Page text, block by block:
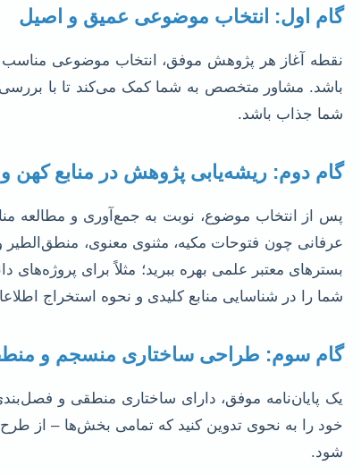
گام اول: انتخاب موضوعی عمیق و اصیل
نقطه آغاز هر پژوهش موفق، انتخاب موضوعی مناسب
باشد. مشاور متخصص به شما کمک می‌کند تا با
شما جذاب باشد.
گام دوم: ریشه‌یابی پژوهش در منابع کهن و
پس از انتخاب موضوع، نوبت به جمع‌آوری و مطالعه
عرفانی چون فتوحات مکیه، مثنوی معنوی،
بسترهای معتبر علمی بهره ببرید؛ مثلاً برای
شما را در شناسایی منابع کلیدی و نحوه استخراج
گام سوم: طراحی ساختاری منسجم و
یک پایان‌نامه موفق، دارای ساختاری منطقی و
خود را به نحوی تدوین کنید که تمامی بخش‌ها – از
شود.